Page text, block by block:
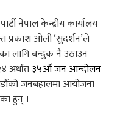
नेपाल केन्द्रीय कार्यालय
प्रकाश ओली ‘सुदर्शन’ले
लागि बन्दुक नै उठाउन
अर्थात३५औं जन आन्दोलन
जनबहालमा आयोजना
हुन् ।